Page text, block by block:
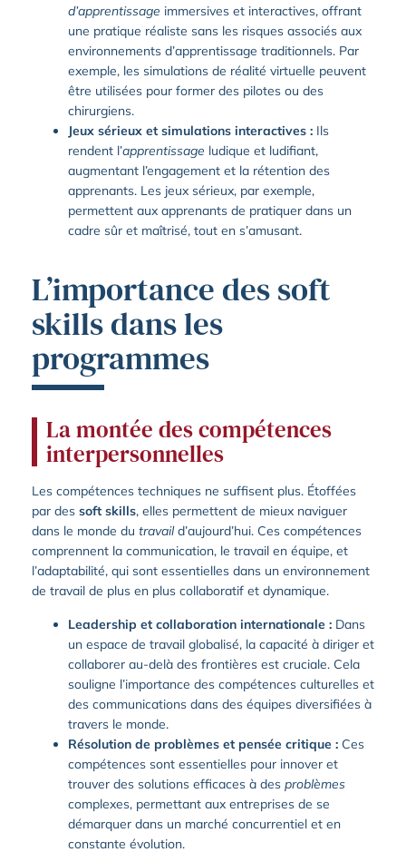
d’apprentissage immersives et interactives, offrant
une pratique réaliste sans les risques associés aux
environnements d’apprentissage traditionnels. Par
exemple, les simulations de réalité virtuelle peuvent
être utilisées pour former des pilotes ou des
chirurgiens.
Jeux sérieux et simulations interactives : Ils
rendent l’apprentissage ludique et ludifiant,
augmentant l’engagement et la rétention des
apprenants. Les jeux sérieux, par exemple,
permettent aux apprenants de pratiquer dans un
cadre sûr et maîtrisé, tout en s’amusant.
L’importance des soft
skills dans les
programmes
La montée des compétences
interpersonnelles
Les compétences techniques ne suffisent plus. Étoffées
par des soft skills, elles permettent de mieux naviguer
dans le monde du travaild’aujourd’hui. Ces compétences
comprennent la communication, le travail en équipe, et
l’adaptabilité, qui sont essentielles dans un environnement
de travail de plus en plus collaboratif et dynamique.
Leadership et collaboration internationale : Dans
un espace de travail globalisé, la capacité à diriger et
collaborer au-delà des frontières est cruciale. Cela
souligne l’importance des compétences culturelles et
des communications dans des équipes diversifiées à
travers le monde.
Résolution de problèmes et pensée critique : Ces
compétences sont essentielles pour innover et
trouver des solutions efficaces à des problèmes
complexes, permettant aux entreprises de se
démarquer dans un marché concurrentiel et en
constante évolution.